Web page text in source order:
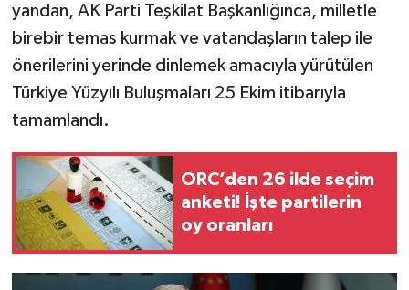
yandan, AK Parti Teşkilat Başkanlığınca, milletle
birebir temas kurmak ve vatandaşların talep ile
önerilerini yerinde dinlemek amacıyla yürütülen
Türkiye Yüzyılı Buluşmaları 25 Ekim itibarıyla
tamamlandı.
ORC’den 26 ilde seçim
anketi! İşte partilerin
oy oranları